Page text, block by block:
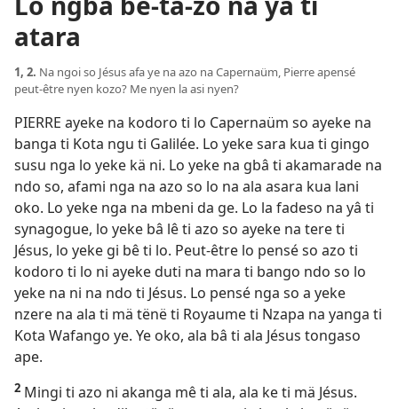
atara
1, 2. Na ngoi so Jésus afa ye na azo na Capernaüm, Pierre apensé
peut-être nyen kozo? Me nyen la asi nyen?
PIERRE ayeke na kodoro ti lo Capernaüm so ayeke na
banga ti Kota ngu ti Galilée. Lo yeke sara kua ti gingo
susu nga lo yeke kä ni. Lo yeke na gbâ ti akamarade na
ndo so, afami nga na azo so lo na ala asara kua lani
oko. Lo yeke nga na mbeni da ge. Lo la fadeso na yâ ti
synagogue, lo yeke bâ lê ti azo so ayeke na tere ti
Jésus, lo yeke gi bê ti lo. Peut-être lo pensé so azo ti
kodoro ti lo ni ayeke duti na mara ti bango ndo so lo
yeke na ni na ndo ti Jésus. Lo pensé nga so a yeke
nzere na ala ti mä tënë ti Royaume ti Nzapa na yanga ti
Kota Wafango ye. Ye oko, ala bâ ti ala Jésus tongaso
ape.
2 Mingi ti azo ni akanga mê ti ala, ala ke ti mä Jésus.